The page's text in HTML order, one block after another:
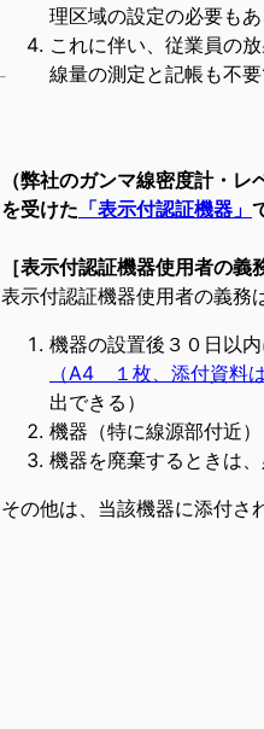
理区域の設定の必要も
これに伴い、従業員の
線量の測定と記帳も不
（弊社のガンマ線密度計・
を受けた 「表示付認証機器」
［表示付認証機器使用者の義
表示付認証機器使用者の義務
機器の設置後３０日以
（A4 １枚、添付資料
出できる）
機器（特に線源部付近
機器を廃棄するときは
その他は、当該機器に添付さ